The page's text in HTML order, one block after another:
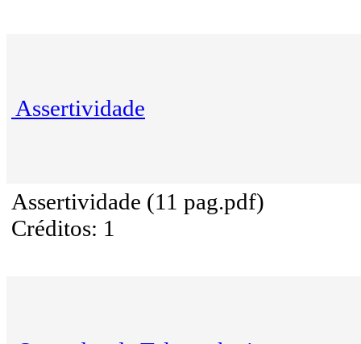
Assertividade
Assertividade (11 pag.pdf)
Créditos: 1